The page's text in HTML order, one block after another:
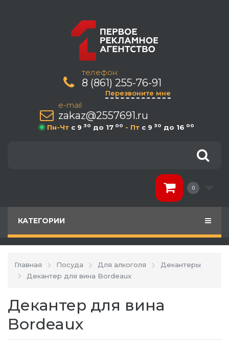
телефон:
8 (861) 255-76-91
Перезвоните мне
e-mail
zakaz@2557691.ru
Пн-Чт c 9 30 до 17 00 - Пт c 9 30 до 16 00
0
КАТЕГОРИИ
Главная Посуда Для алкоголя
Декантеры
Декантер для вина Bordeaux
Декантер для вина
Bordeaux